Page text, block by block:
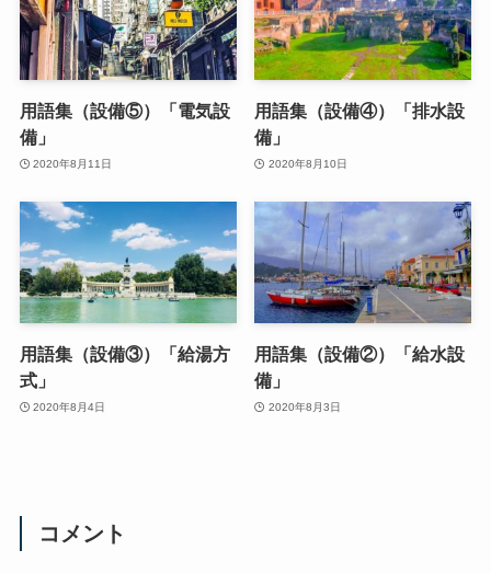
用語集（設備⑤）「電気設
備」
2020年8月11日
用語集（設備④）「排水設
備」
2020年8月10日
用語集（設備③）「給湯方
式」
2020年8月4日
用語集（設備②）「給水設
備」
2020年8月3日
コメント